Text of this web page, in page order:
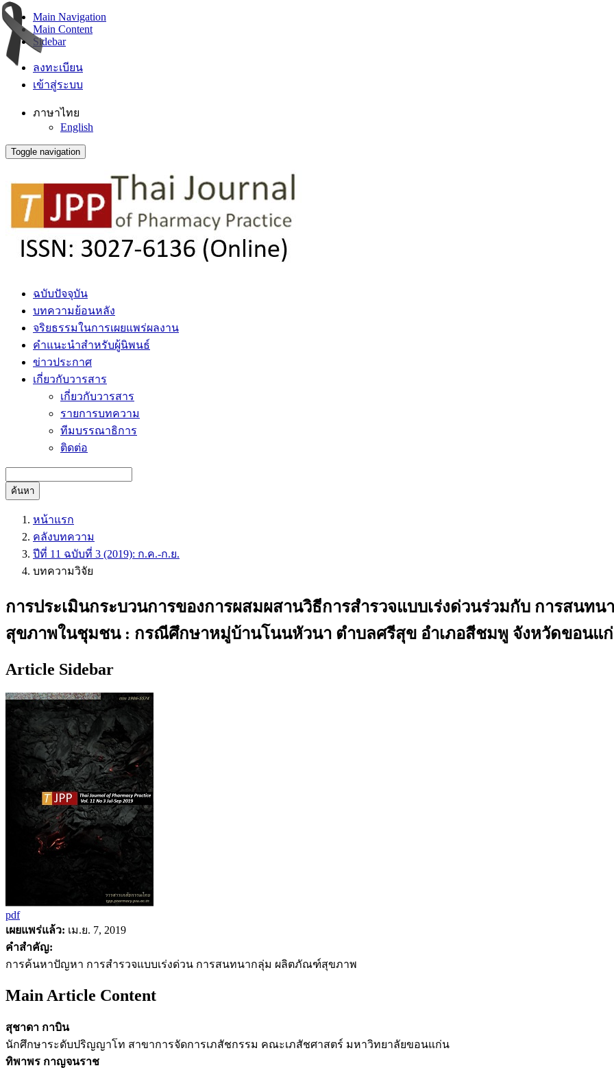
Main Navigation
Main Content
Sidebar
ลงทะเบียน
เข้าสู่ระบบ
ภาษาไทย
English
Toggle navigation
ฉบับปัจจุบัน
บทความย้อนหลัง
จริยธรรมในการเผยแพร่ผลงาน
คำแนะนำสำหรับผู้นิพนธ์
ข่าวประกาศ
เกี่ยวกับวารสาร
เกี่ยวกับวารสาร
รายการบทความ
ทีมบรรณาธิการ
ติดต่อ
ค้นหา
หน้าแรก
คลังบทความ
ปีที่ 11 ฉบับที่ 3 (2019): ก.ค.-ก.ย.
บทความวิจัย
การประเมินกระบวนการของการผสมผสานวิธีการสำรวจแบบเร่งด่วนร่วมกับ การสน
สุขภาพในชุมชน : กรณีศึกษาหมู่บ้านโนนหัวนา ตำบลศรีสุข อำเภอสีชมพู จังหวัดขอนแ
Article Sidebar
pdf
เผยแพร่แล้ว: เม.ย. 7, 2019
คำสำคัญ:
การค้นหาปัญหา การสำรวจแบบเร่งด่วน การสนทนากลุ่ม ผลิตภัณฑ์สุขภาพ
Main Article Content
สุชาดา กาบิน
นักศึกษาระดับปริญญาโท สาขาการจัดการเภสัชกรรม คณะเภสัชศาสตร์ มหาวิทยาลัยขอนแก่น
ทิพาพร กาญจนราช